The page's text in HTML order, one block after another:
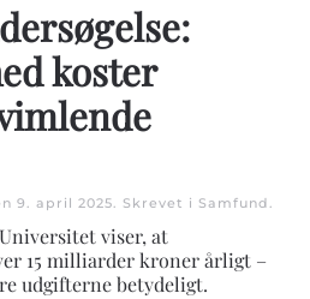
koster
9. april 2025. Skrevet i Samfund.
viser, at
15 milliarder kroner årligt –
udgifterne betydeligt.